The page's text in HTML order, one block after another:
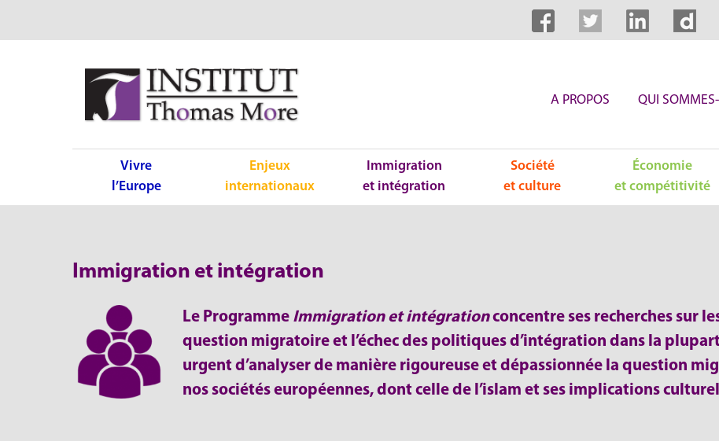
A PROPOS QUI
Vivre
l’Europe
Enjeux
internationaux
Immigration
et intégration
Société
et culture
Économie
et compétitivité
Immigration et intégration
Le Programme Immigration et intégrationconcentre ses recherches sur
question migratoire et l’échec des politiques d’intégration dans la
urgent d’analyser de manière rigoureuse et dépassionnée la question
nos sociétés européennes, dont celle de l’islam et ses implications